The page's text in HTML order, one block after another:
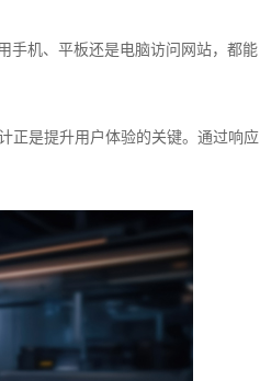
服务
手机、平板还是电脑访问网站，都能
正是提升用户体验的关键。通过响应